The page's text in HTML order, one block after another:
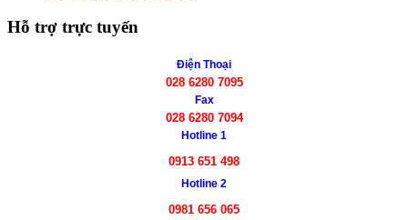
Hỗ trợ trực tuyến
Điện Thoại
028 6280 7095
Fax
028 6280 7094
Hotline 1
0913 651 498
Hotline 2
0981 656 065